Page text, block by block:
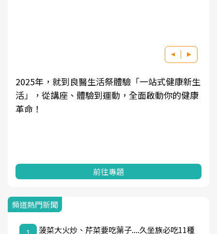
2025年，就到良醫生活祭體驗「一站式健康新生
活」，從講座、體驗到運動，全面啟動你的健康
革命！
前往專題
頻道熱門新聞
菠菜大火炒、芹菜要吃葉子....久坐族必吃11種